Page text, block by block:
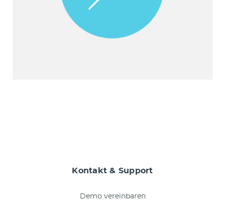
Kontakt & Support
Demo vereinbaren